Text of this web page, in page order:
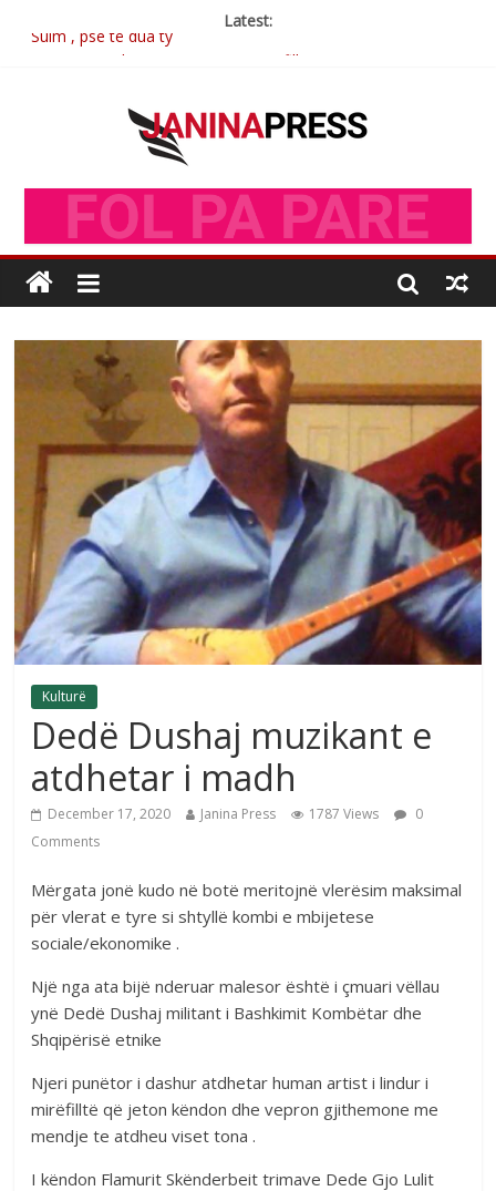
Latest:
Postim me vlera nga artistja e mirëfilltë Mimoza Gjoni
Brahim Çekaj njē veprimtar i respektuar i çeshtjës kombëtare
Kulturë
Dedë Dushaj muzikant e
atdhetar i madh
December 17, 2020 Janina Press 1787 Views
0
Comments
Mërgata jonë kudo në botë meritojnë vlerësim maksimal
për vlerat e tyre si shtyllë kombi e mbijetese
sociale/ekonomike .
Një nga ata bijë nderuar malesor është i çmuari vëllau
ynë Dedë Dushaj militant i Bashkimit Kombëtar dhe
Shqipërisë etnike
Njeri punëtor i dashur atdhetar human artist i lindur i
mirëfilltë që jeton këndon dhe vepron gjithemone me
mendje te atdheu viset tona .
I këndon Flamurit Skënderbeit trimave Dede Gjo Lulit